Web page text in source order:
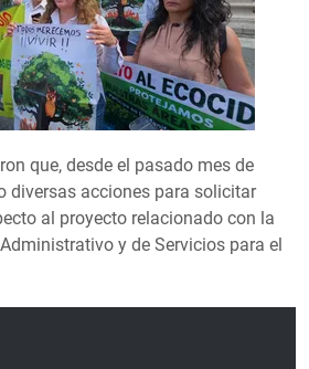
que, desde el pasado mes de
diversas acciones para solicitar
al proyecto relacionado con la
y de Servicios para el